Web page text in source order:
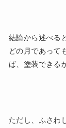
結論から述べる
どの月であって
ば、塗装できる
ただし、ふさわ